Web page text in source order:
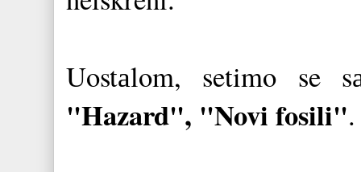
Uostаlom, setimo se
"Hazard", "Novi fosili".